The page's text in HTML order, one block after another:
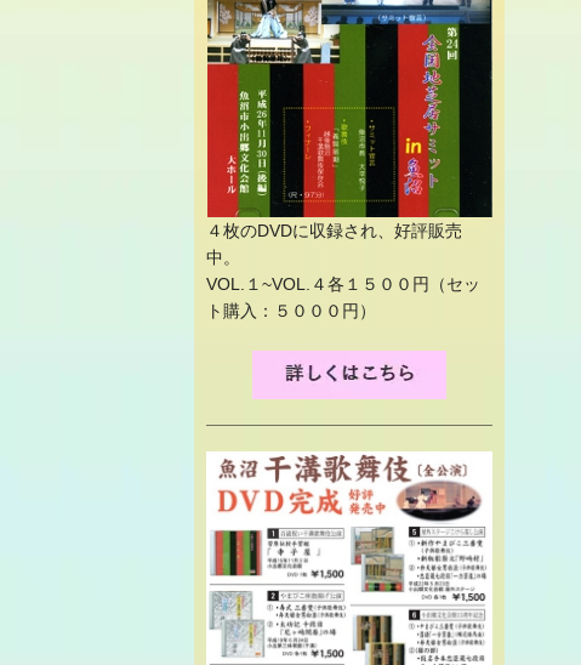
４枚のDVDに収録され、好評販売
中。
VOL.１~VOL.４各１５００円（セッ
ト購入：５０００円）